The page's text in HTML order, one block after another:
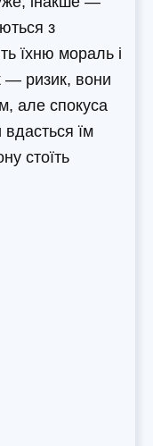
з
їхню мораль і
— ризик, вони
але спокуса
їм
стоїть